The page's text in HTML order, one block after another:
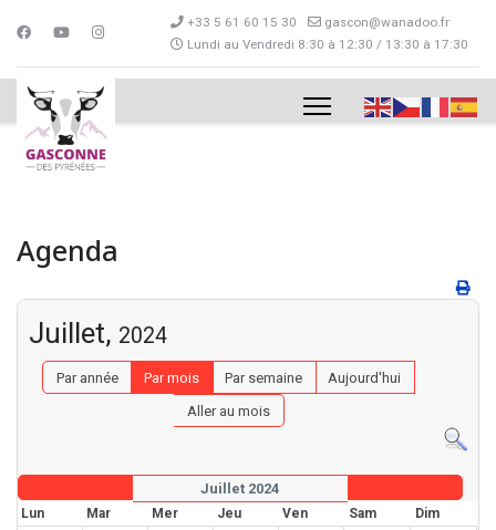
+33 5 61 60 15 30
gascon@wanadoo.fr
Lundi au Vendredi 8:30 à 12:30 / 13:30 à 17:30
Agenda
Juillet, 2024
Par année Par mois Par semaine
Aujourd'hui
Aller au mois
Juillet 2024
Lun Mar Mer Jeu Ven Sam
Dim